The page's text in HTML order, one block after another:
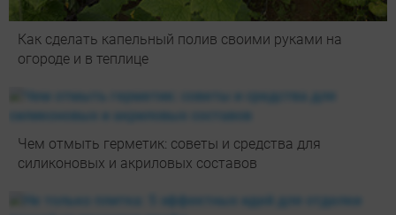
Как сделать капельный полив своими руками на
огороде и в теплице
Чем отмыть герметик: советы и средства для
силиконовых и акриловых составов